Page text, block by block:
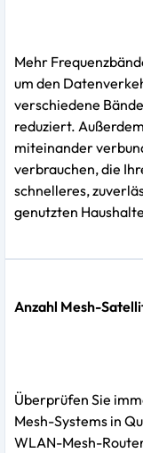
Mehr
um den
verschiedene
reduziert.
miteinander
verbrauchen, die
schnelleres,
genutzten
Anzahl Mesh-
Überprüfen Sie
Mesh-Systems in
WLAN-Mesh-